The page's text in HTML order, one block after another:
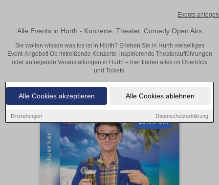
Alle Cookies akzeptieren Alle Cookies ablehnen
Einstellungen Datenschutzerklärung
Events anlegen
Alle Events in Hürth - Konzerte, Theater, Comedy Open Airs
Sie wollen wissen was los ist in Hürth? Erleben Sie in Hürth vielseitiges
Event-Angebot! Ob mitreißende Konzerte, inspirierende Theateraufführungen
oder aufregende Veranstaltungen in Hürth – hier finden alles im Überblick
und Tickets.
20:00 Uhr